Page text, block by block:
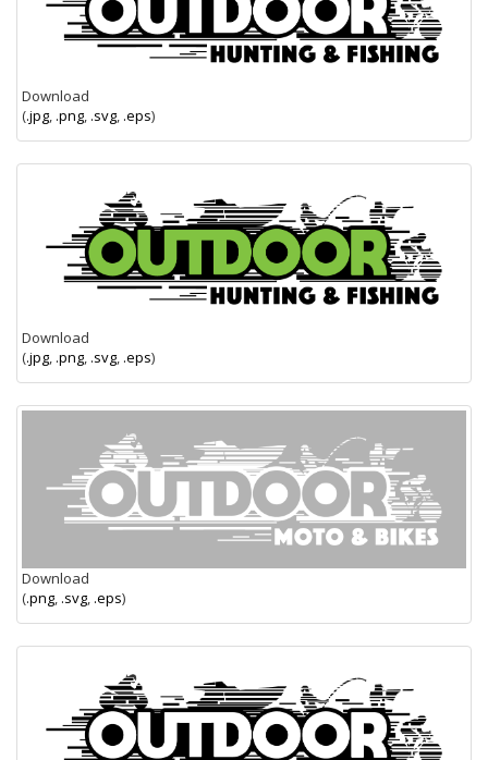
Download
(.jpg, .png, .svg, .eps)
Download
(.jpg .png .svg .eps)
Download
(.png, .svg, .eps)